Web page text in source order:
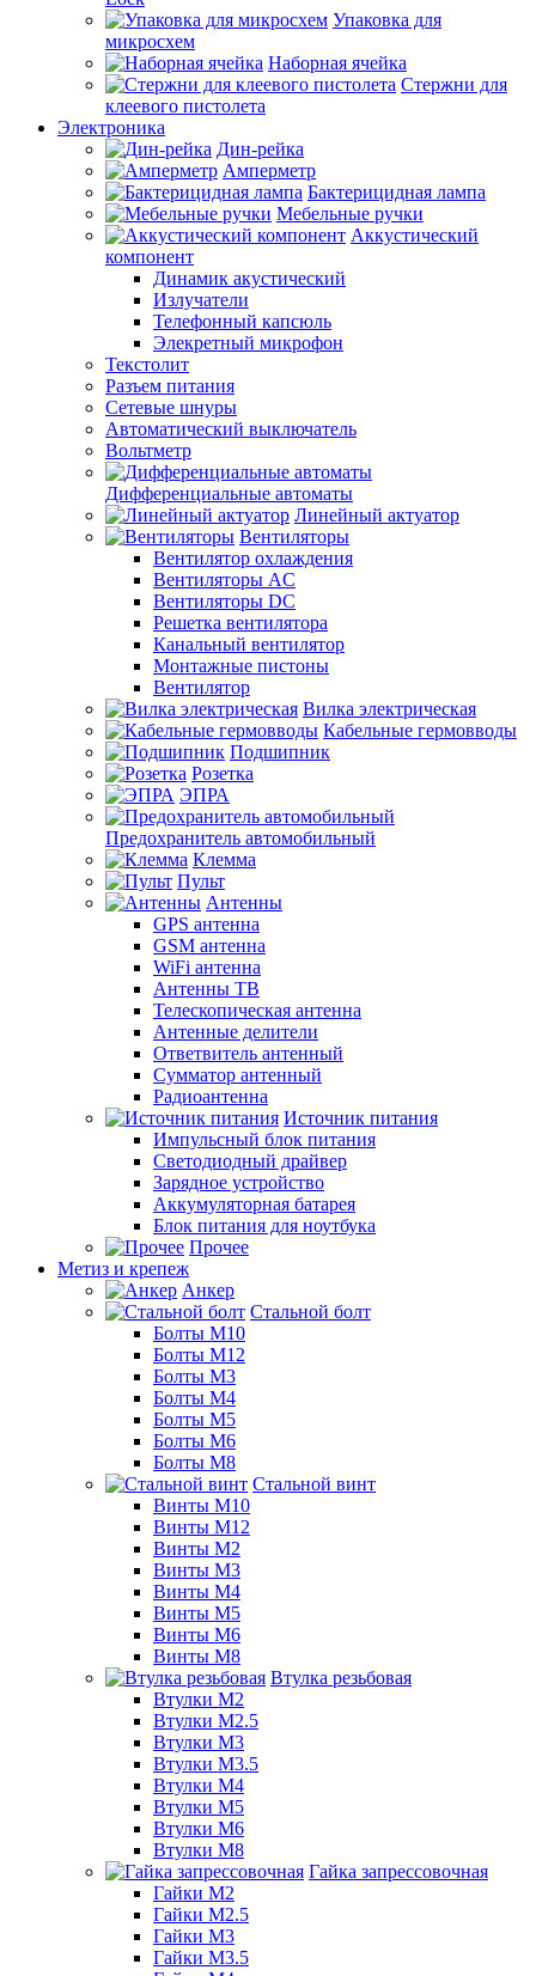
Упаковка для
микросхем
Наборная ячейка
Стержни для
клеевого пистолета
Электроника
Дин-рейка
Амперметр
Бактерицидная лампа
Мебельные ручки
Аккустический
компонент
Динамик акустический
Излучатели
Телефонный капсюль
Элекретный микрофон
Текстолит
Разъем питания
Сетевые шнуры
Автоматический выключатель
Вольтметр
Дифференциальные автоматы
Линейный актуатор
Вентиляторы
Вентилятор охлаждения
Вентиляторы AC
Вентиляторы DC
Решетка вентилятора
Канальный вентилятор
Монтажные пистоны
Вентилятор
Вилка электрическая
Кабельные гермовводы
Подшипник
Розетка
ЭПРА
Предохранитель автомобильный
Клемма
Пульт
Антенны
GPS антенна
GSM антенна
WiFi антенна
Антенны ТВ
Телескопическая антенна
Антенные делители
Ответвитель антенный
Сумматор антенный
Радиоантенна
Источник питания
Импульсный блок питания
Светодиодный драйвер
Зарядное устройство
Аккумуляторная батарея
Блок питания для ноутбука
Прочее
Метиз и крепеж
Анкер
Стальной болт
Болты М10
Болты М12
Болты М3
Болты М4
Болты М5
Болты М6
Болты М8
Стальной винт
Винты М10
Винты М12
Винты М2
Винты М3
Винты М4
Винты М5
Винты М6
Винты М8
Втулка резьбовая
Втулки М2
Втулки М2.5
Втулки М3
Втулки М3.5
Втулки М4
Втулки М5
Втулки М6
Втулки М8
Гайка запрессовочная
Гайки М2
Гайки М2.5
Гайки М3
Гайки М3.5